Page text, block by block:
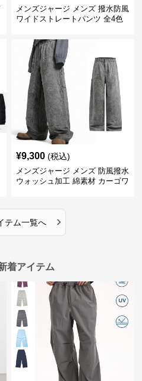
メンズジャージ メンズ 撥水防風
ワイドストレートパンツ 全4色
¥9,300 (税込)
メンズジャージ メンズ 防風撥水
ウォッシュ加工 綿素材 カーゴワ
テム一覧へ ›
着アイテム